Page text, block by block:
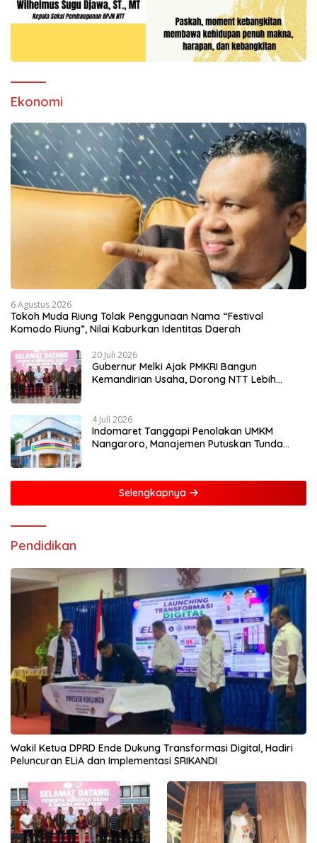
Ekonomi
6 Agustus 2026
Tokoh Muda Riung Tolak Penggunaan Nama “Festival
Komodo Riung”, Nilai Kaburkan Identitas Daerah
20 Juli 2026
Gubernur Melki Ajak PMKRI Bangun
Kemandirian Usaha, Dorong NTT Lebih
4 Juli 2026
Indomaret Tanggapi Penolakan UMKM
Nangaroro, Manajemen Putuskan Tunda
Selengkapnya
Pendidikan
Wakil Ketua DPRD Ende Dukung Transformasi Digital, Hadiri
Peluncuran ELiA dan Implementasi SRIKANDI